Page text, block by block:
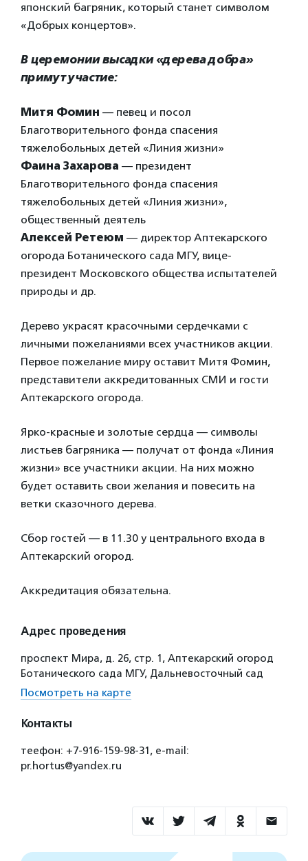
японский багряник, который станет символом
«Добрых концертов».
В церемонии высадки «дерева добра»
примут участие:
Митя Фомин — певец и посол
Благотворительного фонда спасения
тяжелобольных детей «Линия жизни»
Фаина Захарова — президент
Благотворительного фонда спасения
тяжелобольных детей «Линия жизни»,
общественный деятель
Алексей Ретеюм — директор Аптекарского
огорода Ботанического сада МГУ, вице-
президент Московского общества испытателей
природы и др.
Дерево украсят красочными сердечками с
личными пожеланиями всех участников акции.
Первое пожелание миру оставит Митя Фомин,
представители аккредитованных СМИ и гости
Аптекарского огорода.
Ярко-красные и золотые сердца — символы
листьев багряника — получат от фонда «Линия
жизни» все участники акции. На них можно
будет оставить свои желания и повесить на
ветки сказочного дерева.
Сбор гостей — в 11.30 у центрального входа в
Аптекарский огород.
Аккредитация обязательна.
Адрес проведения
проспект Мира, д. 26, стр. 1, Аптекарский огород
Ботанического сада МГУ, Дальневосточный сад
Посмотреть на карте
Контакты
теефон: +7-916-159-98-31, e-mail:
pr.hortus@yandex.ru